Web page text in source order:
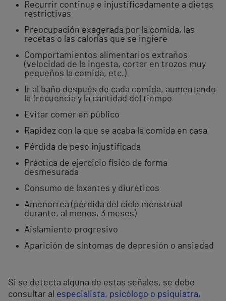
Recurrir continua e injustificadamente a dietas
restrictivas
Preocupación exagerada por la comida, las
recetas o las calorías que se ingiere
Comportamientos alimentarios extraños
(velocidad de la ingesta, cortar en trozos muy
pequeños la comida, etc.)
Ir al baño después de cada comida, aumentando
la frecuencia y la cantidad del tiempo
Evitar comer en público
Rapidez con la que se acaba la comida en casa
Pérdida de peso injustificada
Práctica de ejercicio físico de forma
desmesurada
Consumo de laxantes y diuréticos
Amenorrea (pérdida del ciclo menstrual
durante, al menos, 3 meses)
Aislamiento progresivo
Aparición de síntomas de depresión o ansiedad
Si se detecta alguna de estas señales, se debe
consultar al especialista, psicólogo o psiquiatra,